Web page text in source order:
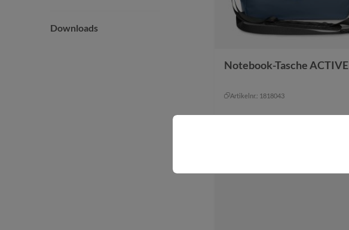
Downloads
Notebook-Tasche ACTIVE
Artikelnr.: 1818043